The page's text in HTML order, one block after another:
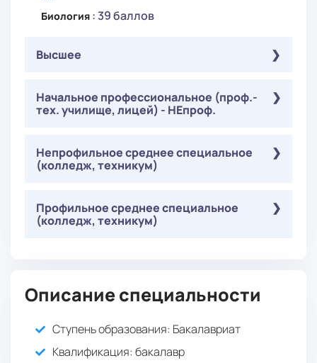
Биология : 39 баллов
Высшее
Обязательные( Онлайн-тестирование ):
Биологические основы дефектологии
Начальное профессиональное (проф.-
тех. училище, лицей) - НЕпроф.
Обязательные( Онлайн-тестирование ):
Биологические основы дефектологии
Непрофильное среднее специальное
(колледж, техникум)
Обязательные( Онлайн-тестирование ):
Биологические основы дефектологии
Профильное среднее специальное
(колледж, техникум)
баллов
Описание специальности
Ступень образования: Бакалавриат
Квалификация: бакалавр